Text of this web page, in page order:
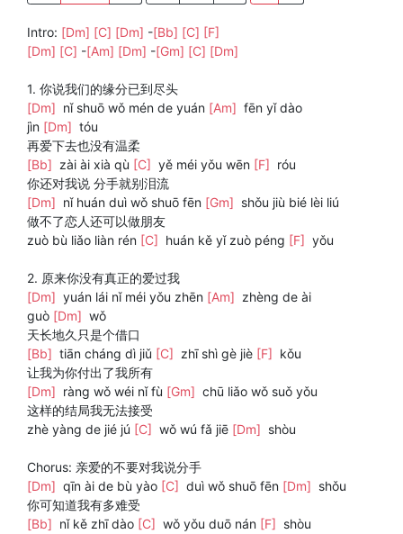
Intro: [Dm] [C] [Dm] -[Bb] [C] [F]
[Dm] [C] -[Am] [Dm] -[Gm] [C] [Dm]
1. 你说我们的缘分已到尽头
[Dm] nǐ shuō wǒ mén de yuán [Am] fēn yǐ dào
jìn [Dm] tóu
再爱下去也没有温柔
[Bb] zài ài xià qù [C] yě méi yǒu wēn [F] róu
你还对我说 分手就别泪流
[Dm] nǐ huán duì wǒ shuō fēn [Gm] shǒu jiù bié lèi liú
做不了恋人还可以做朋友
zuò bù liǎo liàn rén [C] huán kě yǐ zuò péng [F] yǒu
2. 原来你没有真正的爱过我
[Dm] yuán lái nǐ méi yǒu zhēn [Am] zhèng de ài
guò [Dm] wǒ
天长地久只是个借口
[Bb] tiān cháng dì jiǔ [C] zhī shì gè jiè [F] kǒu
让我为你付出了我所有
[Dm] ràng wǒ wéi nǐ fù [Gm] chū liǎo wǒ suǒ yǒu
这样的结局我无法接受
zhè yàng de jié jú [C] wǒ wú fǎ jiē [Dm] shòu
Chorus: 亲爱的不要对我说分手
[Dm] qīn ài de bù yào [C] duì wǒ shuō fēn [Dm] shǒu
你可知道我有多难受
[Bb] nǐ kě zhī dào [C] wǒ yǒu duō nán [F] shòu